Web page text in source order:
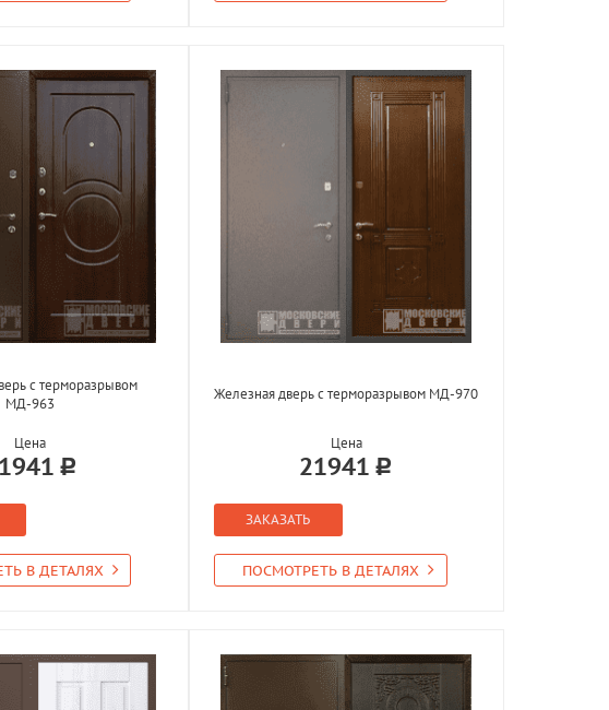
с терморазрывом
МД-963
Цена
В ДЕТАЛЯХ
Железная дверь с терморазрывом МД-970
Цена
21941
ЗАКАЗАТЬ
ПОСМОТРЕТЬ В ДЕТАЛЯХ